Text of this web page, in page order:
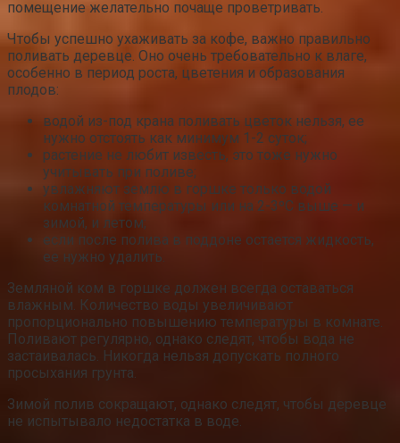
помещение желательно почаще проветривать.
Чтобы успешно ухаживать за кофе, важно правильно
поливать деревце. Оно очень требовательно к влаге,
особенно в период роста, цветения и образования
плодов:
водой из-под крана поливать цветок нельзя, ее
нужно отстоять как минимум 1-2 суток;
растение не любит известь, это тоже нужно
учитывать при поливе;
увлажняют землю в горшке только водой
комнатной температуры или на 2-3ºC выше — и
зимой, и летом;
если после полива в поддоне остается жидкость,
ее нужно удалить.
Земляной ком в горшке должен всегда оставаться
влажным. Количество воды увеличивают
пропорционально повышению температуры в комнате.
Поливают регулярно, однако следят, чтобы вода не
застаивалась. Никогда нельзя допускать полного
просыхания грунта.
Зимой полив сокращают, однако следят, чтобы деревце
не испытывало недостатка в воде.